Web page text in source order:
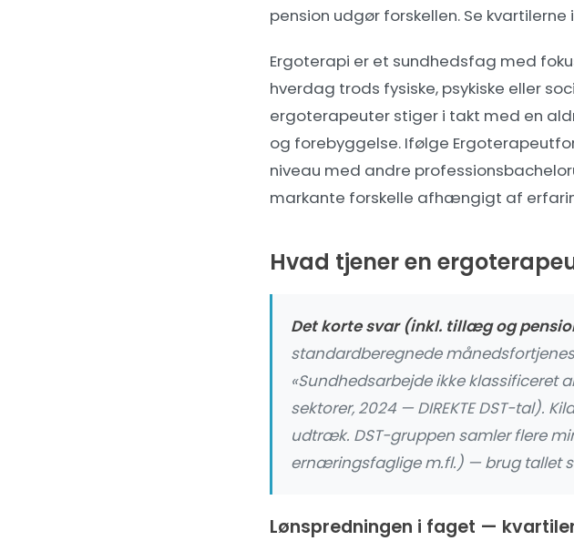
pension udgør forskellen. Se
Ergoterapi er et sundhedsfag med
hverdag trods fysiske, psykiske eller
ergoterapeuter stiger i takt med en
og forebyggelse. Ifølge
niveau med andre
markante forskelle afhængigt af
Hvad tjener en
Det korte svar (inkl. tillæg og
standardberegnede
«Sundhedsarbejde ikke klassificeret
sektorer, 2024 — DIREKTE DST-tal).
udtræk. DST-gruppen samler flere
ernæringsfaglige m.fl.) — brug tallet
Lønspredningen i faget —